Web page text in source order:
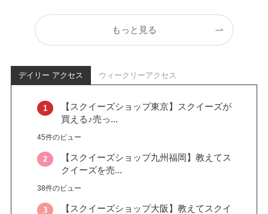
もっと見る
デイリー アクセス ウィークリーアクセス
【スクイーズショップ東京】スクイーズが
買える♪売っ...
45件のビュー
【スクイーズショップ九州福岡】教えてス
クイーズを売...
38件のビュー
【スクイーズショップ大阪】教えてスクイ